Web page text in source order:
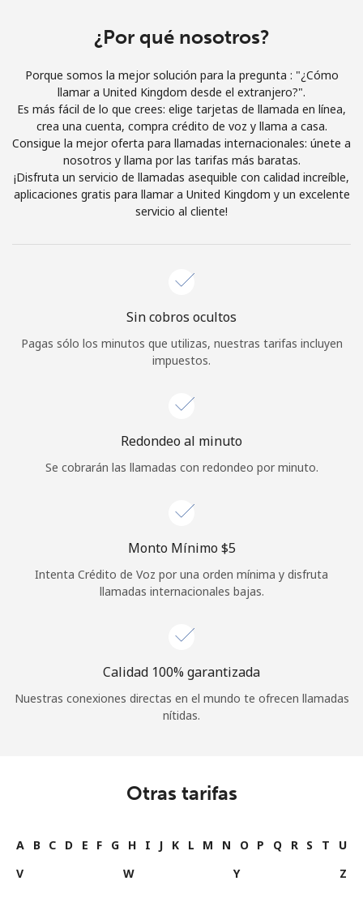
o
Continuar con
¿Por qué nosotros?
Porque somos la mejor solución para la pregunta : "¿Cómo
llamar a United Kingdom desde el extranjero?".
Es más fácil de lo que crees: elige tarjetas de llamada en línea,
crea una cuenta, compra crédito de voz y llama a casa.
Consigue la mejor oferta para llamadas internacionales: únete a
nosotros y llama por las tarifas más baratas.
¡Disfruta un servicio de llamadas asequible con calidad increíble,
aplicaciones gratis para llamar a United Kingdom y un excelente
servicio al cliente!
Sin cobros ocultos
Pagas sólo los minutos que utilizas, nuestras tarifas incluyen
impuestos.
Redondeo al minuto
Se cobrarán las llamadas con redondeo por minuto.
Monto Mínimo ⁦$5⁩
Intenta Crédito de Voz por una orden mínima y disfruta
llamadas internacionales bajas.
Calidad 100% garantizada
Nuestras conexiones directas en el mundo te ofrecen llamadas
nítidas.
Otras tarifas
A B C D E F G H I J K L M N O P Q R S T
U
V
W Y Z